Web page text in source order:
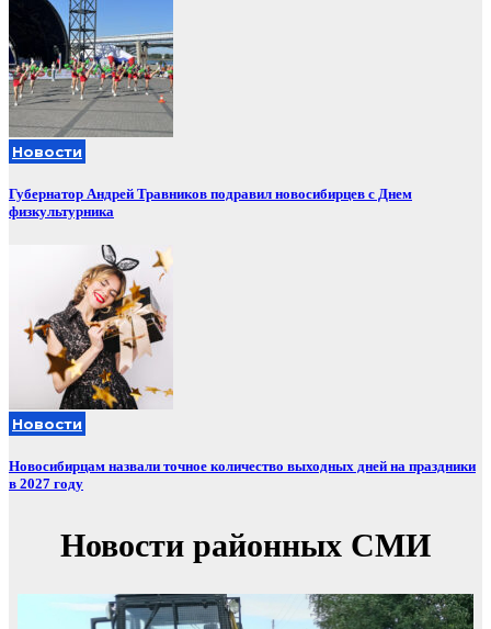
Новости
Губернатор Андрей Травников подравил новосибирцев с Днем
физкультурника
Новости
Новосибирцам назвали точное количество выходных дней на праздники
в 2027 году